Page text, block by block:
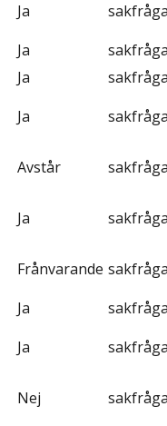
Ja
Ja
Ja
Ja
Avstår
Ja
Frånvarande
Ja
Ja
Nej